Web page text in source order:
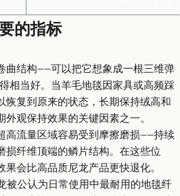
的指标
曲结构——可以把它想象成一根三维弹
相当好。当羊毛地毯因家具或高频踩
恢复到原来的状态，长期保持绒高和
观保持效果的关键因素之一。
高流量区域容易受到摩擦磨损——持续
损纤维顶端的鳞片结构。在这些位
会比高品质尼龙产品更快退化。
被公认为日常使用中最耐用的地毯纤